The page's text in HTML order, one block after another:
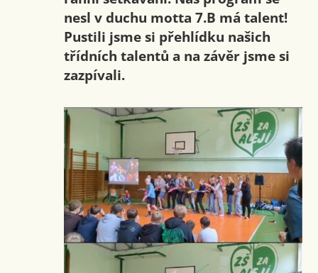
nesl v duchu motta 7.B má talent!
Pustili jsme si přehlídku našich
třídních talentů a na závěr jsme si
zazpívali.